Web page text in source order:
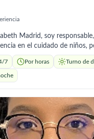
Madrid, soy
en el cuidado de niños,
ya que en mi pais me
de niños adicional
estas experiencias de
garantizando el bienestar
a mi cuidado, soy organizada,
Estoy ofreciendo mis
(acompañamiento,
7 Por horas Turno de